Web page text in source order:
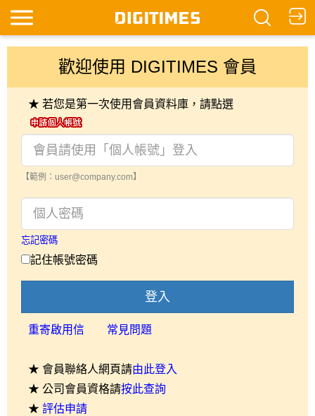
歡迎使用 DIGITIMES 會員
★ 若您是第一次使用會員資料庫，請點選
【範例：user@company.com】
忘記密碼
記住帳號密碼
登入
重寄啟用信 常見問題
★ 會員聯絡人網頁請由此登入
★ 公司會員資格請按此查詢
★ 評估申請